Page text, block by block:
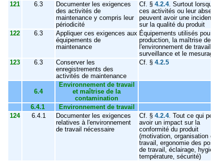
121
6.3
Documenter les exigences
des activités de
maintenance y compris leur
périodicité
Cf. § 4.2.4. Surtout lorsque
ces activités ou leur
peuvent avoir une incidence
sur la qualité du produit
122
6.3
Appliquer ces exigences aux
équipements de
maintenance
Équipements utilisés pour
production, la maîtrise de
l'environnement de travail,
surveillance et le mesurage
123
6.3
Conserver les
enregistrements des
activités de maintenance
Cf. § 4.2.5
6.4
Environnement de travail
et maîtrise de la
contamination
6.4.1
Environnement de travail
124
6.4.1
Documenter les exigences
relatives à l'environnement
de travail nécessaire
Cf. § 4.2.4. Tout ce qui peut
avoir un impact sur la
conformité du produit
(motivation, organisation du
travail, ergonomie des
de travail, éclairage,
température, sécurité)